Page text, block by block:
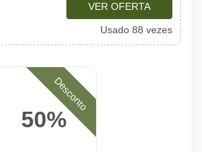
VER OFERTA
Usado 88 vezes
50%
Desconto